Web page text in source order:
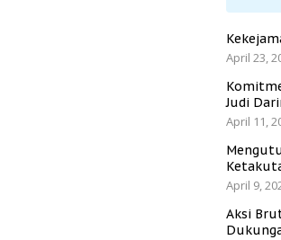
April 23,
Judi
April 11,
April 9,
Aksi